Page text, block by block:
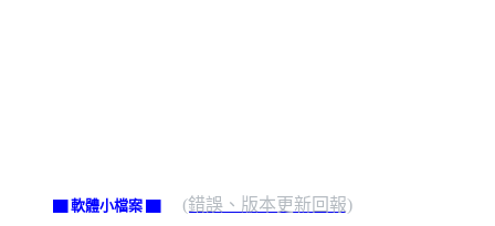
▇ 軟體小檔案 ▇ (錯誤、版本更新回報)